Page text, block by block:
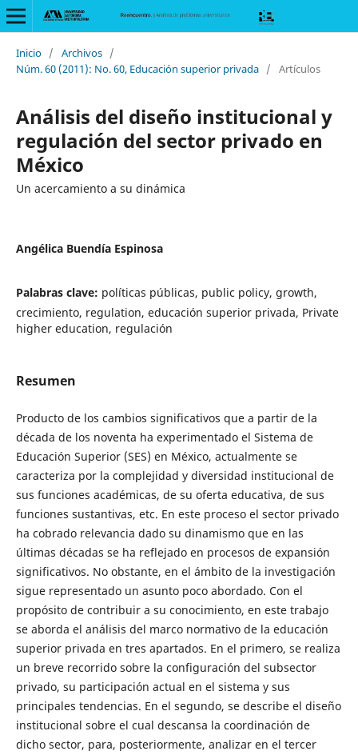
Inicio / Archivos /
Núm. 60 (2011): No. 60, Educación superior privada / Artículos
Análisis del diseño institucional y
regulación del sector privado en
México
Un acercamiento a su dinámica
Angélica Buendía Espinosa
Palabras clave: políticas públicas, public policy, growth,
crecimiento, regulation, educación superior privada, Private
higher education, regulación
Resumen
Producto de los cambios significativos que a partir de la
década de los noventa ha experimentado el Sistema de
Educación Superior (SES) en México, actualmente se
caracteriza por la complejidad y diversidad institucional de
sus funciones académicas, de su oferta educativa, de sus
funciones sustantivas, etc. En este proceso el sector privado
ha cobrado relevancia dado su dinamismo que en las
últimas décadas se ha reflejado en procesos de expansión
significativos. No obstante, en el ámbito de la investigación
sigue representado un asunto poco abordado. Con el
propósito de contribuir a su conocimiento, en este trabajo
se aborda el análisis del marco normativo de la educación
superior privada en tres apartados. En el primero, se realiza
un breve recorrido sobre la configuración del subsector
privado, su participación actual en el sistema y sus
principales tendencias. En el segundo, se describe el diseño
institucional sobre el cual descansa la coordinación de
dicho sector, para, posteriormente, analizar en el tercer